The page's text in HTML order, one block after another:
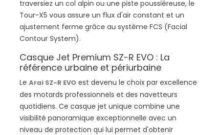
traversiez un col alpin ou une piste poussiéreuse, le
Tour-X5 vous assure un flux d'air constant et un
ajustement ferme grâce au système FCS (Facial
Contour System).
Casque Jet Premium SZ-R EVO : La
référence urbaine et périurbaine
Le Arai SZ-R EVO est devenu le choix par excellence
des motards professionnels et des navetteurs
quotidiens. Ce casque jet unique combine une
visibilité panoramique exceptionnelle avec un
niveau de protection qui lui permet d'obtenir